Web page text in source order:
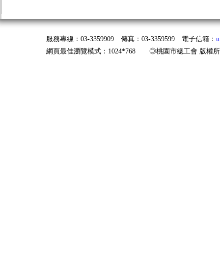
服務專線：03-3359909 傳真：03-3359599 電子信箱：
網頁最佳瀏覽模式：1024*768 ◎桃園市總工會 版權